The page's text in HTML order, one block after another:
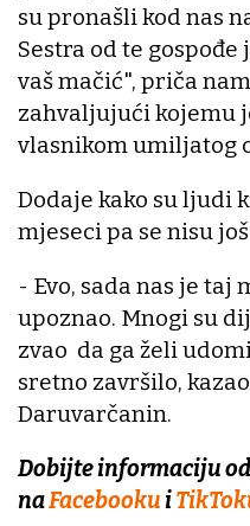
su pronašli kod nas
Sestra od te
vaš mačić", priča
zahvaljujući kojemu
vlasnikom umiljatog
Dodaje kako su ljudi
mjeseci pa se nisu
- Evo, sada nas je taj
upoznao. Mnogi su
zvao da ga želi
sretno završilo,
Daruvarčanin.
Dobijte informaciju
naFacebookui